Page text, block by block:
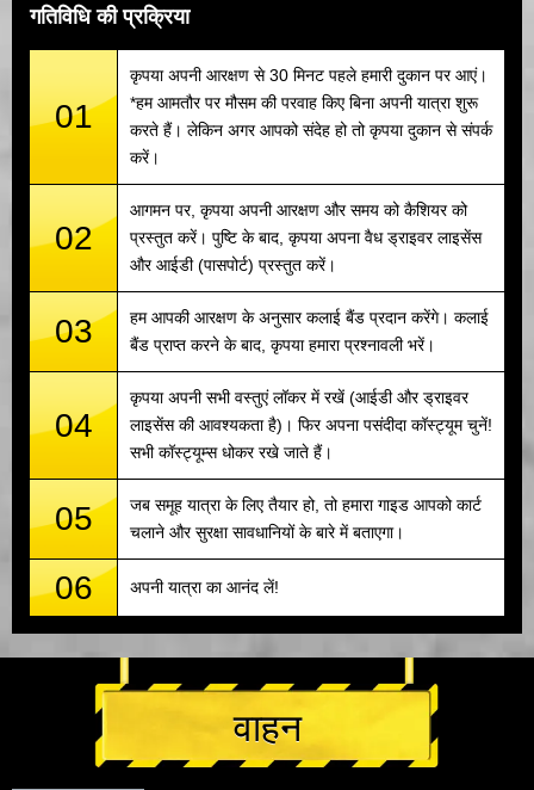
गतिविधि की प्रक्रिया
01
कृपया अपनी आरक्षण से 30 मिनट पहले हमारी दुकान पर आएं।
*हम आमतौर पर मौसम की परवाह किए बिना अपनी यात्रा शुरू
करते हैं। लेकिन अगर आपको संदेह हो तो कृपया दुकान से संपर्क
करें।
02
आगमन पर, कृपया अपनी आरक्षण और समय को कैशियर को
प्रस्तुत करें। पुष्टि के बाद, कृपया अपना वैध ड्राइवर लाइसेंस
और आईडी (पासपोर्ट) प्रस्तुत करें।
03
हम आपकी आरक्षण के अनुसार कलाई बैंड प्रदान करेंगे। कलाई
बैंड प्राप्त करने के बाद, कृपया हमारा प्रश्नावली भरें।
04
कृपया अपनी सभी वस्तुएं लॉकर में रखें (आईडी और ड्राइवर
लाइसेंस की आवश्यकता है)। फिर अपना पसंदीदा कॉस्ट्यूम चुनें!
सभी कॉस्ट्यूम्स धोकर रखे जाते हैं।
05
जब समूह यात्रा के लिए तैयार हो, तो हमारा गाइड आपको कार्ट
चलाने और सुरक्षा सावधानियों के बारे में बताएगा।
06 अपनी यात्रा का आनंद लें!
वाहन